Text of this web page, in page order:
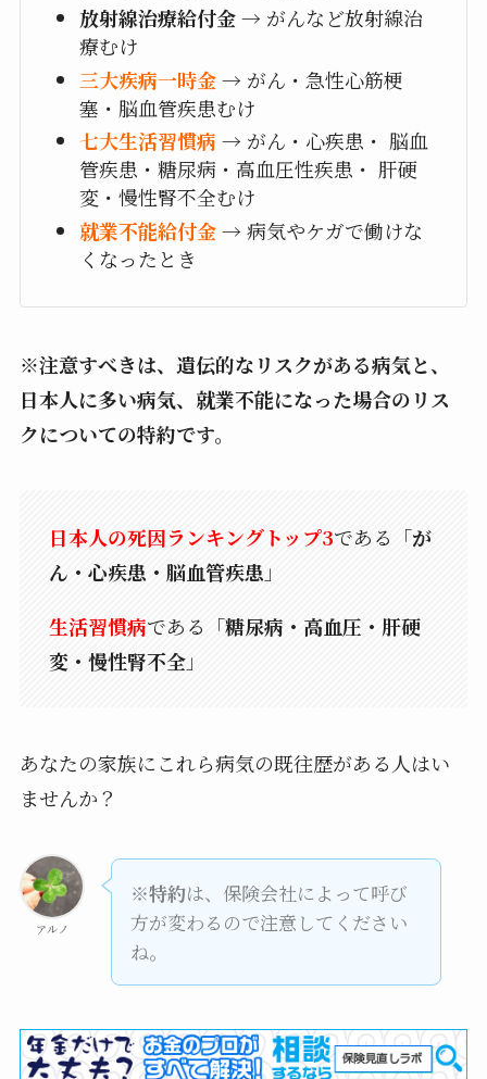
放射線治療給付金→ がんなど放射線治
療むけ
三大疾病一時金 → がん・急性心筋梗
塞・脳血管疾患むけ
七大生活習慣病 → がん・心疾患・ 脳血
管疾患・糖尿病・高血圧性疾患・ 肝硬
変・慢性腎不全むけ
就業不能給付金→ 病気やケガで働けな
くなったとき
※注意すべきは、遺伝的なリスクがある病気と、
日本人に多い病気、就業不能になった場合のリス
クについての特約です。
日本人の死因ランキングトップ3である「が
ん・心疾患・脳血管疾患 」
生活習慣病である「糖尿病・高血圧・肝硬
変・慢性腎不全」
あなたの家族にこれら病気の既往歴がある人はい
ませんか？
アルノ
※特約は、保険会社によって呼び
方が変わるので注意してください
ね。